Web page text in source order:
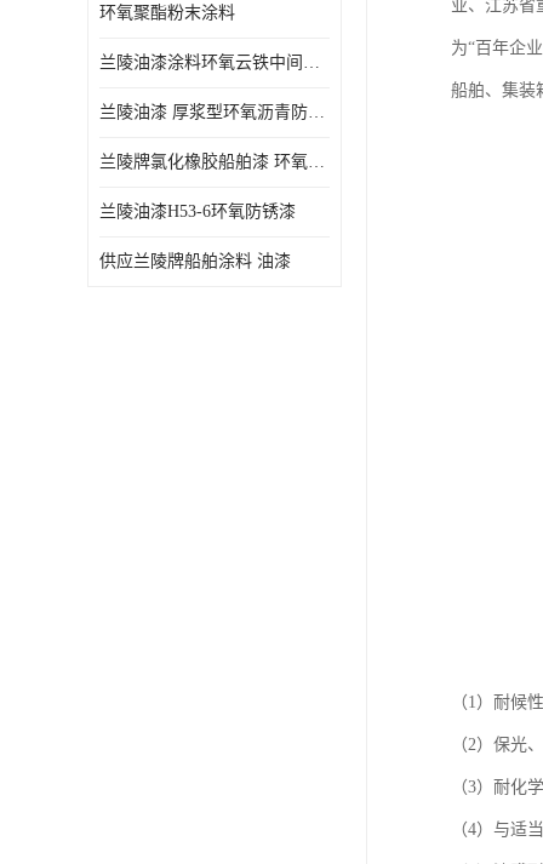
环氧聚酯粉末涂料
兰陵油漆涂料环氧云铁中间漆、环氧煤沥青漆
兰陵油漆 厚浆型环氧沥青防锈漆 埋地管道专用漆
兰陵牌氯化橡胶船舶漆 环氧富锌底漆
兰陵油漆H53-6环氧防锈漆
供应兰陵牌船舶涂料 油漆
业、江苏省
为“百年企
船舶、集装
（1）耐候
（2）保光
（3）耐化
（4）与适